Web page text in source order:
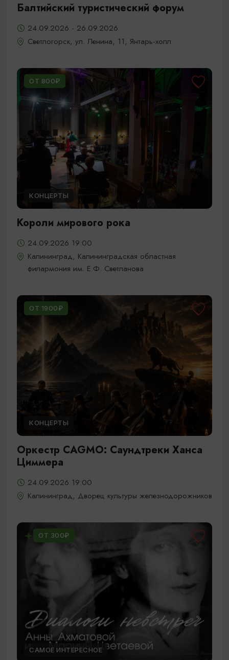
Балтийский туристический форум
24.09.2026 - 26.09.2026
Светлогорск, ул. Ленина, 11, Янтарь-холл
ОТ 800₽
КОНЦЕРТЫ
Короли мирового рока
24.09.2026 19:00
Калининград, Калининградская областная
филармония им. Е.Ф. Светланова
ОТ 1900₽
КОНЦЕРТЫ
Оркестр CAGMO: Саундтреки Ханса
Циммера
24.09.2026 19:00
Калининград, Дворец культуры железнодорожников
ОТ 300₽
САМОЕ ИНТЕРЕСНОЕ